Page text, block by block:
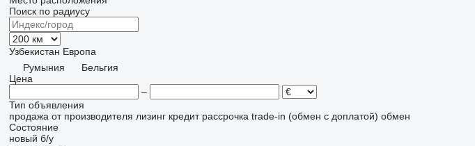
Поиск по радиусу
Узбекистан Европа
Румыния
Бельгия
Цена
–
Тип объявления
продажа от производителя лизинг кредит рассрочка trade-in (обмен с доплатой) обмен
Состояние
новый б/у